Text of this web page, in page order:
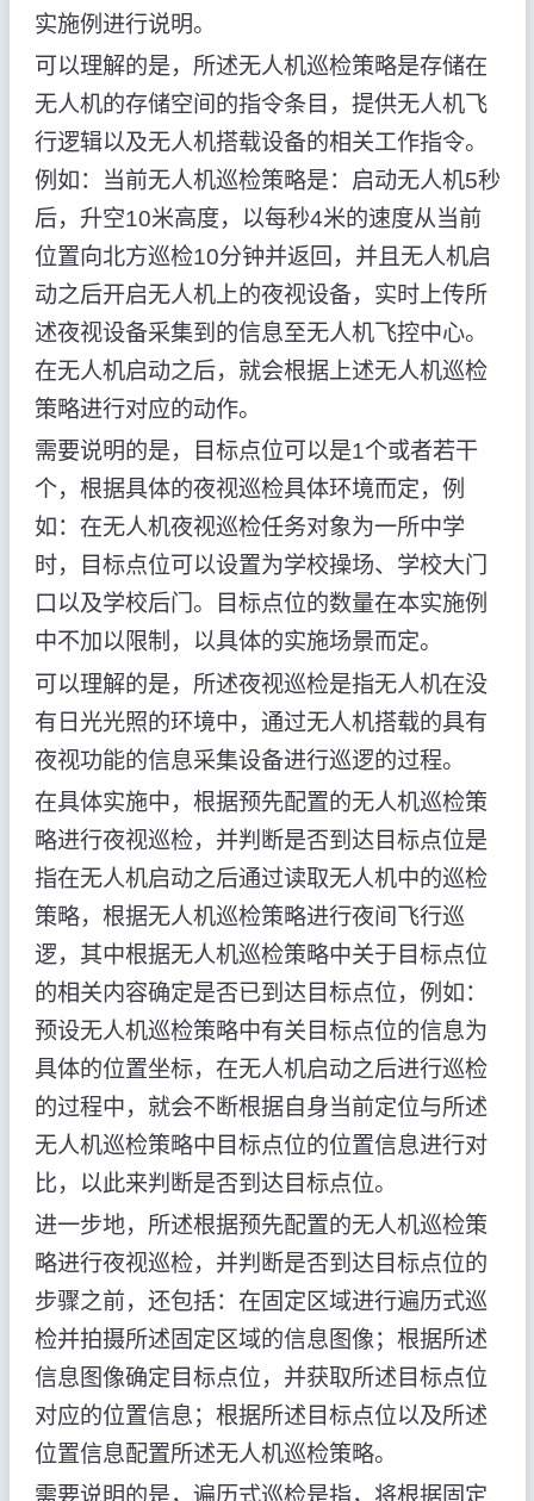
实施例进行说明。
可以理解的是，所述无人机巡检策略是存储在
无人机的存储空间的指令条目，提供无人机飞
行逻辑以及无人机搭载设备的相关工作指令。
例如：当前无人机巡检策略是：启动无人机5秒
后，升空10米高度，以每秒4米的速度从当前
位置向北方巡检10分钟并返回，并且无人机启
动之后开启无人机上的夜视设备，实时上传所
述夜视设备采集到的信息至无人机飞控中心。
在无人机启动之后，就会根据上述无人机巡检
策略进行对应的动作。
需要说明的是，目标点位可以是1个或者若干
个，根据具体的夜视巡检具体环境而定，例
如：在无人机夜视巡检任务对象为一所中学
时，目标点位可以设置为学校操场、学校大门
口以及学校后门。目标点位的数量在本实施例
中不加以限制，以具体的实施场景而定。
可以理解的是，所述夜视巡检是指无人机在没
有日光光照的环境中，通过无人机搭载的具有
夜视功能的信息采集设备进行巡逻的过程。
在具体实施中，根据预先配置的无人机巡检策
略进行夜视巡检，并判断是否到达目标点位是
指在无人机启动之后通过读取无人机中的巡检
策略，根据无人机巡检策略进行夜间飞行巡
逻，其中根据无人机巡检策略中关于目标点位
的相关内容确定是否已到达目标点位，例如：
预设无人机巡检策略中有关目标点位的信息为
具体的位置坐标，在无人机启动之后进行巡检
的过程中，就会不断根据自身当前定位与所述
无人机巡检策略中目标点位的位置信息进行对
比，以此来判断是否到达目标点位。
进一步地，所述根据预先配置的无人机巡检策
略进行夜视巡检，并判断是否到达目标点位的
步骤之前，还包括：在固定区域进行遍历式巡
检并拍摄所述固定区域的信息图像；根据所述
信息图像确定目标点位，并获取所述目标点位
对应的位置信息；根据所述目标点位以及所述
位置信息配置所述无人机巡检策略。
需要说明的是，遍历式巡检是指，将根据固定